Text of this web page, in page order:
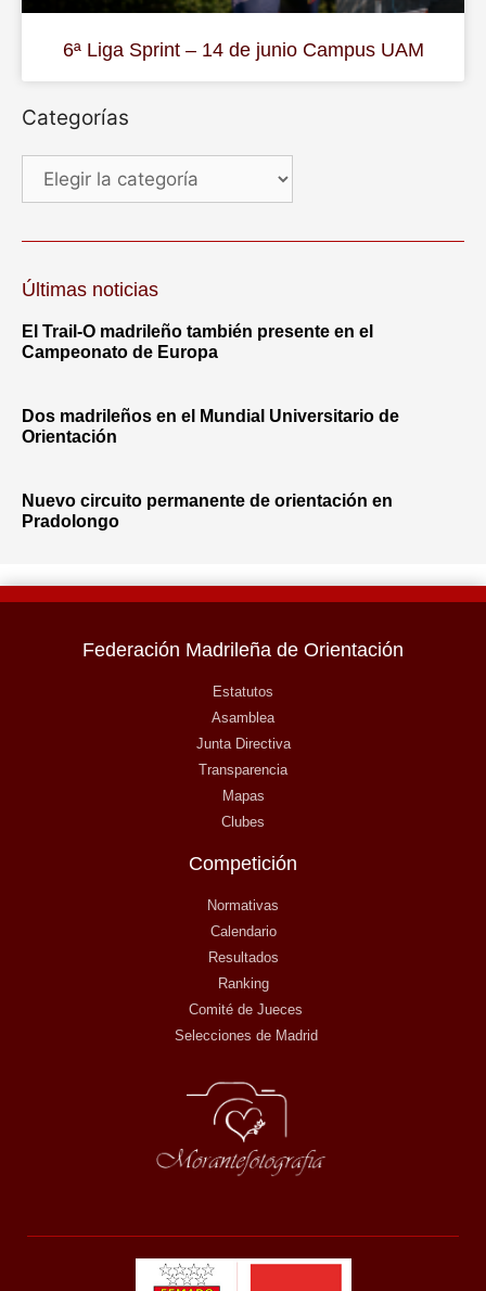
6ª Liga Sprint – 14 de junio Campus UAM
Categorías
Últimas noticias
El Trail-O madrileño también presente en el
Campeonato de Europa
Dos madrileños en el Mundial Universitario de
Orientación
Nuevo circuito permanente de orientación en
Pradolongo
Federación Madrileña de Orientación
Estatutos
Asamblea
Junta Directiva
Transparencia
Mapas
Clubes
Competición
Normativas
Calendario
Resultados
Ranking
Comité de Jueces
Selecciones de Madrid